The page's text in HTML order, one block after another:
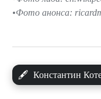
🖋 Константин
Фото анонса: